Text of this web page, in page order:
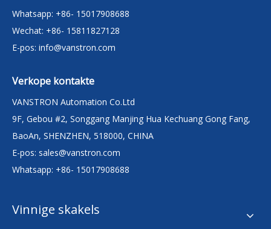
Whatsapp: +86- 15017908688
Wechat: +86- 15811827128
E-pos: info@vanstron.com
Verkope kontakte
VANSTRON Automation Co.Ltd
9F, Gebou #2, Songgang Manjing Hua Kechuang Gong Fang,
BaoAn, SHENZHEN, 518000, CHINA
E-pos: sales@vanstron.com
Whatsapp: +86- 15017908688
Vinnige skakels